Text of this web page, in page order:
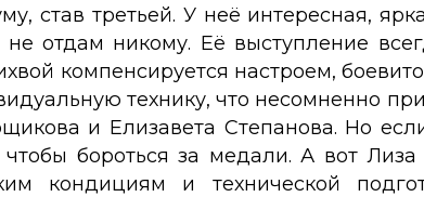
став третьей. У неё интересная,
отдам никому. Её выступление
компенсируется настроем,
технику, что несомненно
и Елизавета Степанова. Но
чтобы бороться за медали. А вот
кондициям и технической